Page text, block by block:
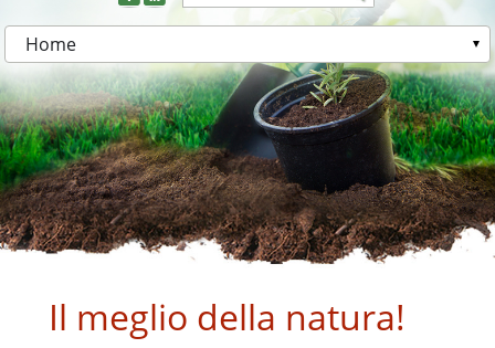
Home
Il meglio della natura!